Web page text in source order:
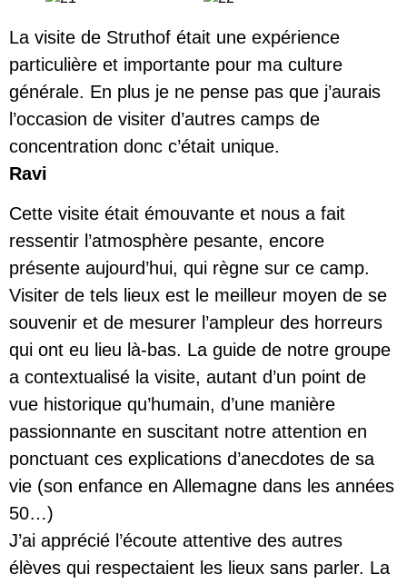
La visite de Struthof était une expérience
particulière et importante pour ma culture
générale. En plus je ne pense pas que j’aurais
l’occasion de visiter d’autres camps de
concentration donc c’était unique.
Ravi
Cette visite était émouvante et nous a fait
ressentir l’atmosphère pesante, encore
présente aujourd’hui, qui règne sur ce camp.
Visiter de tels lieux est le meilleur moyen de se
souvenir et de mesurer l’ampleur des horreurs
qui ont eu lieu là-bas. La guide de notre groupe
a contextualisé la visite, autant d’un point de
vue historique qu’humain, d’une manière
passionnante en suscitant notre attention en
ponctuant ces explications d’anecdotes de sa
vie (son enfance en Allemagne dans les années
50…)
J’ai apprécié l’écoute attentive des autres
élèves qui respectaient les lieux sans parler. La